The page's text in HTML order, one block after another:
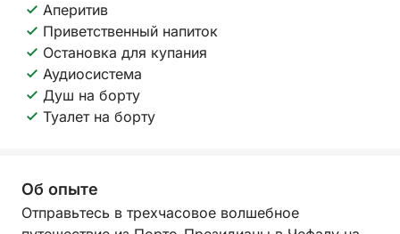
Аперитив
Приветственный напиток
Остановка для купания
Аудиосистема
Душ на борту
Туалет на борту
Об опыте
Отправьтесь в трехчасовое волшебное